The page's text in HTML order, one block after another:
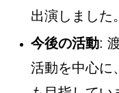
出演しました。
今後の活動:
活動を中心に